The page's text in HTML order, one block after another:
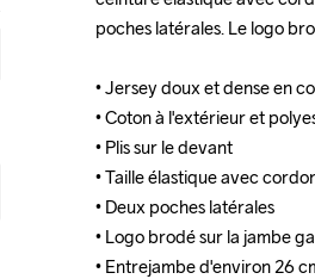
poches latérales. Le logo
• Jersey doux et dense en
• Coton à l'extérieur et
• Plis sur le devant
• Taille élastique avec
• Deux poches latérales
• Logo brodé sur la jambe
• Entrejambe d'environ 26
poches latérales. Le logo
• Jersey doux et dense en
• Coton à l'extérieur et
• Plis sur le devant
• Taille élastique avec
• Deux poches latérales
• Logo brodé sur la jambe
• Entrejambe d'environ 26